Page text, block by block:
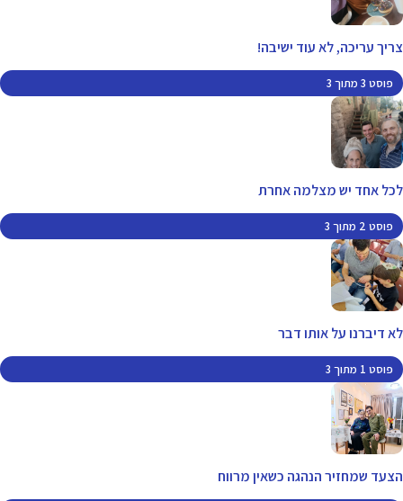
צריך עריכה, לא עוד ישיבה!
פוסט 3 מתוך 3
לכל אחד יש מצלמה אחרת
פוסט 2 מתוך 3
לא דיברנו על אותו דבר
פוסט 1 מתוך 3
הצעד שמחזיר הנהגה כשאין מרווח